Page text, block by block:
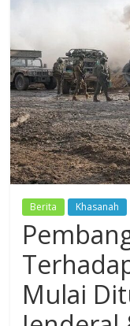
Fikir,
Ikhtiar
Berita Khasanah
Mulai